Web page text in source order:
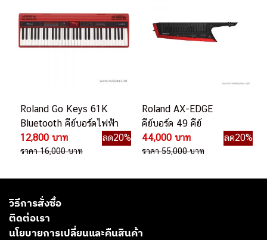
Roland Go Keys 61K
Bluetooth คีย์บอร์ดไฟฟ้า
12,800 บาท
ลด20%
ราคา 16,000 บาท
Roland AX-EDGE
คีย์บอร์ด 49 คีย์
44,000 บาท
ลด20%
ราคา 55,000 บาท
วิธีการสั่งซื้อ
ติดต่อเรา
นโยบายการเปลี่ยนและคืนสินค้า